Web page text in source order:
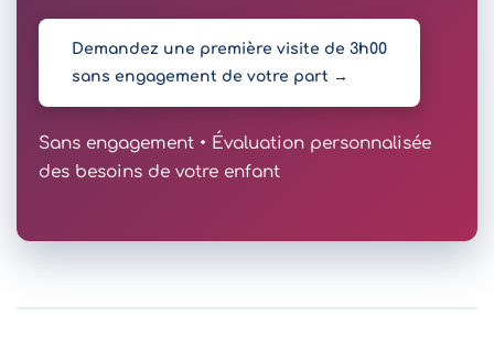
Demandez une première visite de 3h00
sans engagement de votre part →
Sans engagement • Évaluation personnalisée
des besoins de votre enfant